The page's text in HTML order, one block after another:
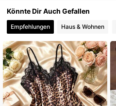
Könnte Dir Auch Gefallen
Empfehlungen Haus & Wohnen